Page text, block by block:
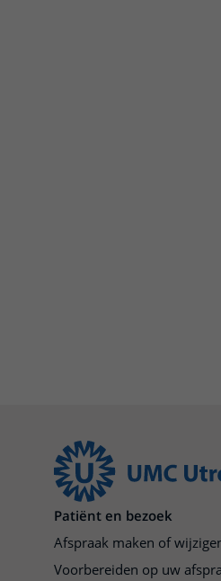
Patiënt en bezoek
Afspraak maken of
Voorbereiden op uw